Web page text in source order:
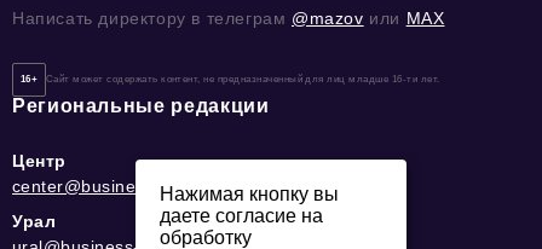
Написать директору в телеграм @mazov или MAX
16+ Сайт может содержать контент, не предназначенный для лиц младше 16-ти лет.
Региональные редакции
Центр
center@business-magazine.online
Урал
Нажимая кнопку вы
даете согласие на
обработку